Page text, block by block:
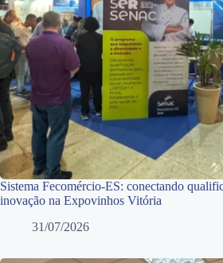
Sistema Fecomércio-ES: conectando
inovação na Expovinhos Vitória
31/07/2026